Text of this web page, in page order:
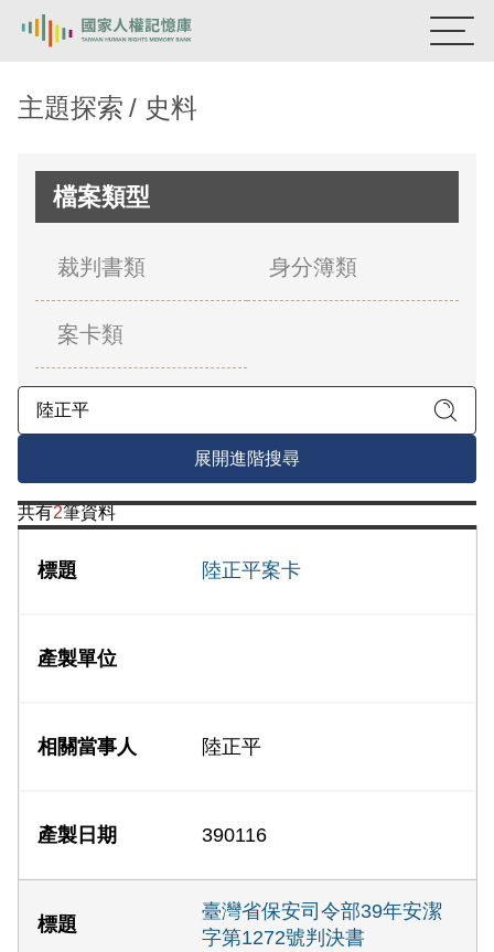
新生訓導處
關於我們
意見信箱
主題探索 史料
檔案類型
裁判書類 身分簿類
案卡類
展開進階搜尋
共有2筆資料
陸正平案卡
陸正平
390116
臺灣省保安司令部39年安潔
字第1272號判決書